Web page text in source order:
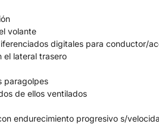
volante
digitales para conductor/
el lateral trasero
paragolpes
de ellos ventilados
endurecimiento progresivo s/